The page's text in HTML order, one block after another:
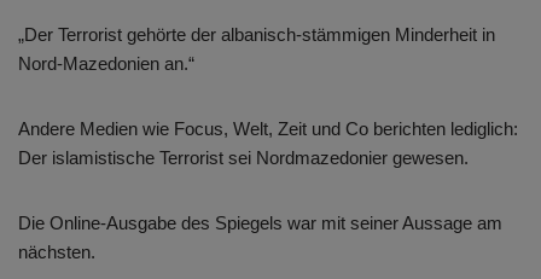
„Der Terrorist gehörte der albanisch-stämmigen Minderheit in
Nord-Mazedonien an.“
Andere Medien wie Focus, Welt, Zeit und Co berichten lediglich:
Der islamistische Terrorist sei Nordmazedonier gewesen.
Die Online-Ausgabe des Spiegels war mit seiner Aussage am
nächsten.